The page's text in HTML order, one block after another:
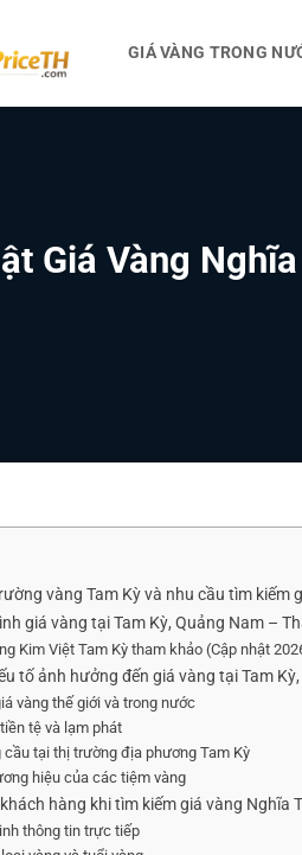
GIÁ VÀNG TRONG
Giá Vàng
vàng Tam Kỳ và nhu cầu tìm kiếm
giá vàng tại Tam Kỳ, Quảng Nam –
Kim Việt Tam Kỳ tham khảo (Cập nhật
tố ảnh hưởng đến giá vàng tại Tam
vàng thế giới và trong nước
tệ và lạm phát
cầu tại thị trường địa phương Tam Kỳ
hiệu của các tiệm vàng
hàng khi tìm kiếm giá vàng Nghĩa
thông tin trực tiếp